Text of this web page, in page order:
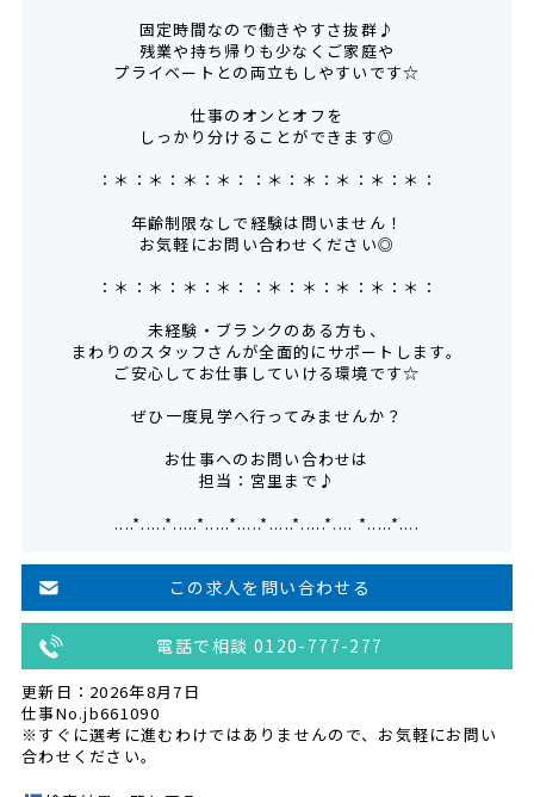
固定時間なので働きやすさ抜群♪
残業や持ち帰りも少なくご家庭や
プライベートとの両立もしやすいです☆
仕事のオンとオフを
しっかり分けることができます◎
：＊：＊：＊：＊：：＊：＊：＊：＊：＊：
年齢制限なしで経験は問いません！
お気軽にお問い合わせください◎
：＊：＊：＊：＊：：＊：＊：＊：＊：＊：
未経験・ブランクのある方も、
まわりのスタッフさんが全面的にサポートします。
ご安心してお仕事していける環境です☆
ぜひ一度見学へ行ってみませんか？
お仕事へのお問い合わせは
担当：宮里まで♪
....*.....*.....*.....*.....*.....*.....*.... *.....*....
この求人を問い合わせる
電話で相談 0120-777-277
更新日：2026年8月7日
仕事No.jb661090
※すぐに選考に進むわけではありませんので、お気軽にお問い
合わせください。